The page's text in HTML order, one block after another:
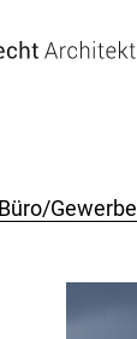
Büro/Gewerbe